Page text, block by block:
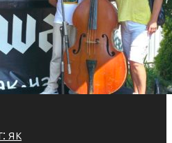
як